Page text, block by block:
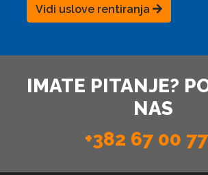
Vidi uslove rentiranja
IMATE PITANJE?
NAS
+382 67 00